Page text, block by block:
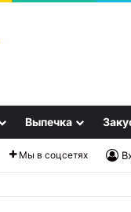
Выпечка
Мы в соцсетях